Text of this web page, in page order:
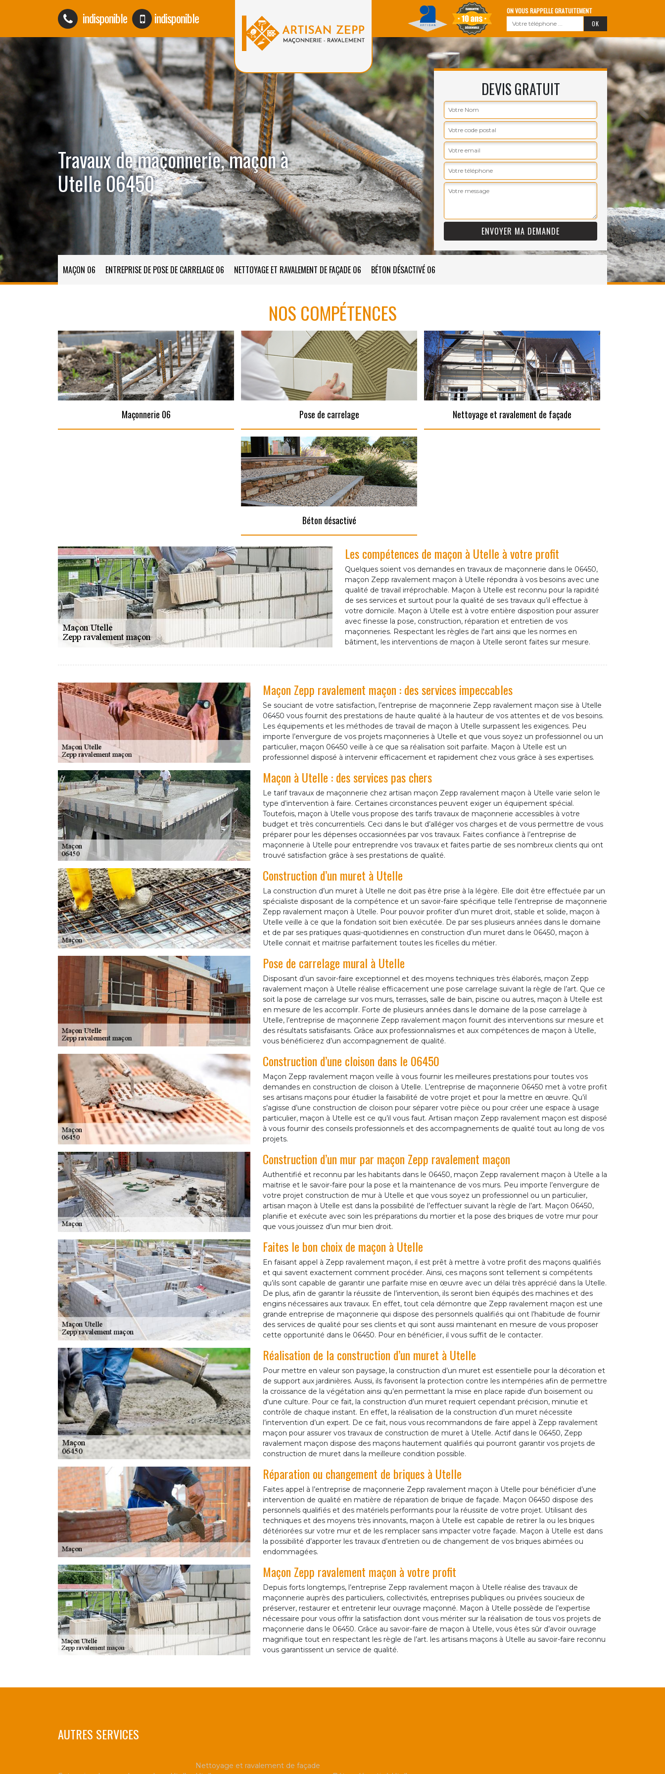
indisponible indisponible ON VOUS RAPPELLE GRATUITEMENT
Travaux de maçonnerie, maçon à
Utelle 06450
DEVIS GRATUIT
MAÇON 06 ENTREPRISE DE POSE DE CARRELAGE 06 NETTOYAGE ET RAVALEMENT DE FAÇADE 06 BÉTON DÉSACTIVÉ 06
NOS COMPÉTENCES
Maçonnerie 06 Pose de carrelage Nettoyage et ravalement de façade
Béton désactivé
Les compétences de maçon à Utelle à votre profit
Quelques soient vos demandes en travaux de maçonnerie dans le 06450,
maçon Zepp ravalement maçon à Utelle répondra à vos besoins avec une
qualité de travail irréprochable. Maçon à Utelle est reconnu pour la rapidité
de ses services et surtout pour la qualité de ses travaux qu’il effectue à
votre domicile. Maçon à Utelle est à votre entière disposition pour assurer
avec finesse la pose, construction, réparation et entretien de vos
maçonneries. Respectant les règles de l'art ainsi que les normes en
bâtiment, les interventions de maçon à Utelle seront faites sur mesure.
Maçon Zepp ravalement maçon : des services impeccables
Se souciant de votre satisfaction, l’entreprise de maçonnerie Zepp ravalement maçon sise à Utelle
06450 vous fournit des prestations de haute qualité à la hauteur de vos attentes et de vos besoins.
Les équipements et les méthodes de travail de maçon à Utelle surpassent les exigences. Peu
importe l’envergure de vos projets maçonneries à Utelle et que vous soyez un professionnel ou un
particulier, maçon 06450 veille à ce que sa réalisation soit parfaite. Maçon à Utelle est un
professionnel disposé à intervenir efficacement et rapidement chez vous grâce à ses expertises.
Maçon à Utelle : des services pas chers
Le tarif travaux de maçonnerie chez artisan maçon Zepp ravalement maçon à Utelle varie selon le
type d’intervention à faire. Certaines circonstances peuvent exiger un équipement spécial.
Toutefois, maçon à Utelle vous propose des tarifs travaux de maçonnerie accessibles à votre
budget et très concurrentiels. Ceci dans le but d’alléger vos charges et de vous permettre de vous
préparer pour les dépenses occasionnées par vos travaux. Faites confiance à l’entreprise de
maçonnerie à Utelle pour entreprendre vos travaux et faites partie de ses nombreux clients qui ont
trouvé satisfaction grâce à ses prestations de qualité.
Construction d’un muret à Utelle
La construction d’un muret à Utelle ne doit pas être prise à la légère. Elle doit être effectuée par un
spécialiste disposant de la compétence et un savoir-faire spécifique telle l’entreprise de maçonnerie
Zepp ravalement maçon à Utelle. Pour pouvoir profiter d’un muret droit, stable et solide, maçon à
Utelle veille à ce que la fondation soit bien exécutée. De par ses plusieurs années dans le domaine
et de par ses pratiques quasi-quotidiennes en construction d’un muret dans le 06450, maçon à
Utelle connait et maitrise parfaitement toutes les ficelles du métier.
Pose de carrelage mural à Utelle
Disposant d’un savoir-faire exceptionnel et des moyens techniques très élaborés, maçon Zepp
ravalement maçon à Utelle réalise efficacement une pose carrelage suivant la règle de l’art. Que ce
soit la pose de carrelage sur vos murs, terrasses, salle de bain, piscine ou autres, maçon à Utelle est
en mesure de les accomplir. Forte de plusieurs années dans le domaine de la pose carrelage à
Utelle, l’entreprise de maçonnerie Zepp ravalement maçon fournit des interventions sur mesure et
des résultats satisfaisants. Grâce aux professionnalismes et aux compétences de maçon à Utelle,
vous bénéficierez d’un accompagnement de qualité.
Construction d’une cloison dans le 06450
Maçon Zepp ravalement maçon veille à vous fournir les meilleures prestations pour toutes vos
demandes en construction de cloison à Utelle. L’entreprise de maçonnerie 06450 met à votre profit
ses artisans maçons pour étudier la faisabilité de votre projet et pour la mettre en œuvre. Qu’il
s’agisse d’une construction de cloison pour séparer votre pièce ou pour créer une espace à usage
particulier, maçon à Utelle est ce qu’il vous faut. Artisan maçon Zepp ravalement maçon est disposé
à vous fournir des conseils professionnels et des accompagnements de qualité tout au long de vos
projets.
Construction d’un mur par maçon Zepp ravalement maçon
Authentifié et reconnu par les habitants dans le 06450, maçon Zepp ravalement maçon à Utelle a la
maitrise et le savoir-faire pour la pose et la maintenance de vos murs. Peu importe l’envergure de
votre projet construction de mur à Utelle et que vous soyez un professionnel ou un particulier,
artisan maçon à Utelle est dans la possibilité de l’effectuer suivant la règle de l’art. Maçon 06450,
planifie et exécute avec soin les préparations du mortier et la pose des briques de votre mur pour
que vous jouissez d’un mur bien droit.
Faites le bon choix de maçon à Utelle
En faisant appel à Zepp ravalement maçon, il est prêt à mettre à votre profit des maçons qualifiés
et qui savent exactement comment procéder. Ainsi, ces maçons sont tellement si compétents
qu’ils sont capable de garantir une parfaite mise en œuvre avec un délai très apprécié dans la Utelle.
De plus, afin de garantir la réussite de l’intervention, ils seront bien équipés des machines et des
engins nécessaires aux travaux. En effet, tout cela démontre que Zepp ravalement maçon est une
grande entreprise de maçonnerie qui dispose des personnels qualifiés qui ont l’habitude de fournir
des services de qualité pour ses clients et qui sont aussi maintenant en mesure de vous proposer
cette opportunité dans le 06450. Pour en bénéficier, il vous suffit de le contacter.
Réalisation de la construction d’un muret à Utelle
Pour mettre en valeur son paysage, la construction d’un muret est essentielle pour la décoration et
de support aux jardinières. Aussi, ils favorisent la protection contre les intempéries afin de permettre
la croissance de la végétation ainsi qu’en permettant la mise en place rapide d'un boisement ou
d'une culture. Pour ce fait, la construction d’un muret requiert cependant précision, minutie et
contrôle de chaque instant. En effet, la réalisation de la construction d’un muret nécessite
l’intervention d’un expert. De ce fait, nous vous recommandons de faire appel à Zepp ravalement
maçon pour assurer vos travaux de construction de muret à Utelle. Actif dans le 06450, Zepp
ravalement maçon dispose des maçons hautement qualifiés qui pourront garantir vos projets de
construction de muret dans la meilleure condition possible.
Réparation ou changement de briques à Utelle
Faites appel à l’entreprise de maçonnerie Zepp ravalement maçon à Utelle pour bénéficier d’une
intervention de qualité en matière de réparation de brique de façade. Maçon 06450 dispose des
personnels qualifiés et des matériels performants pour la réussite de votre projet. Utilisant des
techniques et des moyens très innovants, maçon à Utelle est capable de retirer la ou les briques
détériorées sur votre mur et de les remplacer sans impacter votre façade. Maçon à Utelle est dans
la possibilité d’apporter les travaux d’entretien ou de changement de vos briques abimées ou
endommagées.
Maçon Zepp ravalement maçon à votre profit
Depuis forts longtemps, l’entreprise Zepp ravalement maçon à Utelle réalise des travaux de
maçonnerie auprès des particuliers, collectivités, entreprises publiques ou privées soucieux de
préserver, restaurer et entretenir leur ouvrage maçonné. Maçon à Utelle possède de l’expertise
nécessaire pour vous offrir la satisfaction dont vous mériter sur la réalisation de tous vos projets de
maçonnerie dans le 06450. Grâce au savoir-faire de maçon à Utelle, vous êtes sûr d’avoir ouvrage
magnifique tout en respectant les règle de l’art. les artisans maçons à Utelle au savoir-faire reconnu
vous garantissent un service de qualité.
AUTRES SERVICES
Nettoyage et ravalement de façade